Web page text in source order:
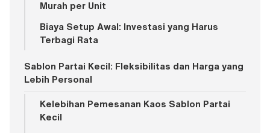
Murah per Unit
Biaya Setup Awal: Investasi yang Harus
Terbagi Rata
Sablon Partai Kecil: Fleksibilitas dan Harga yang
Lebih Personal
Kelebihan Pemesanan Kaos Sablon Partai
Kecil